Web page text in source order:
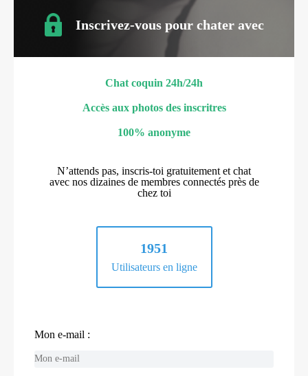
Inscrivez-vous pour chater avec
Chat coquin 24h/24h
Accès aux photos des inscritres
100% anonyme
N’attends pas, inscris-toi gratuitement et chat
avec nos dizaines de membres connectés près de
chez toi
1951
Utilisateurs en ligne
Mon e-mail :